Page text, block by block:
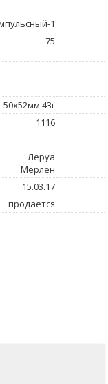
1
75
50x52мм 43г
1116
Леруа
Мерлен
15.03.17
продается